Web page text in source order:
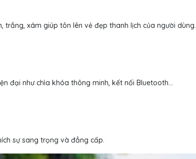
trắng, xám giúp tôn lên vẻ đẹp thanh lịch của người dùng.
đại như chìa khóa thông minh, kết nối Bluetooth...
sự sang trọng và đẳng cấp.